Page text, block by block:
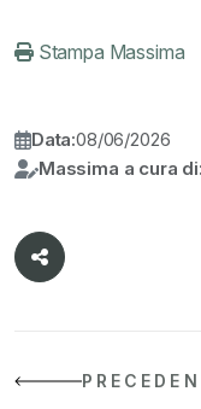
Stampa Massima
Data:08/06/2026
Massima a cura di: